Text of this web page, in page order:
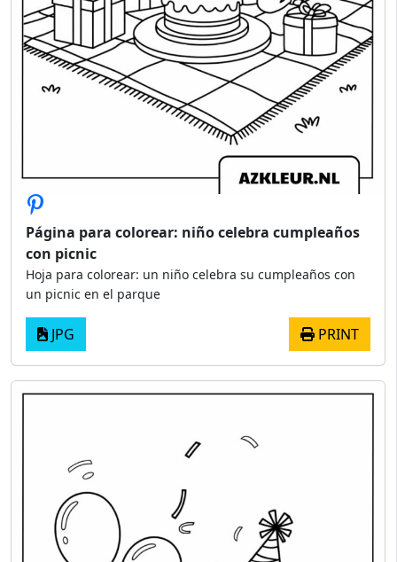
Página para colorear: niño celebra cumpleaños
con picnic
Hoja para colorear: un niño celebra su cumpleaños con
un picnic en el parque
JPG PRINT